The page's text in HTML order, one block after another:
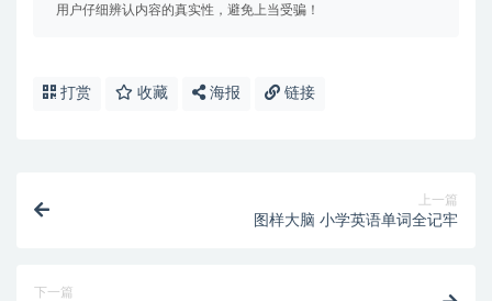
用户仔细辨认内容的真实性，避免上当受骗！
打赏 收藏 海报 链接
上一篇
图样大脑 小学英语单词全记牢
下一篇